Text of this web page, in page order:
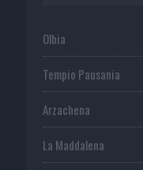
Olbia
Tempio Pausania
Arzachena
La Maddalena